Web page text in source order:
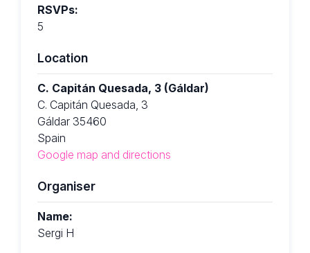
RSVPs:
5
Location
C. Capitán Quesada, 3 (Gáldar)
C. Capitán Quesada, 3
Gáldar 35460
Spain
Google map and directions
Organiser
Name:
Sergi H